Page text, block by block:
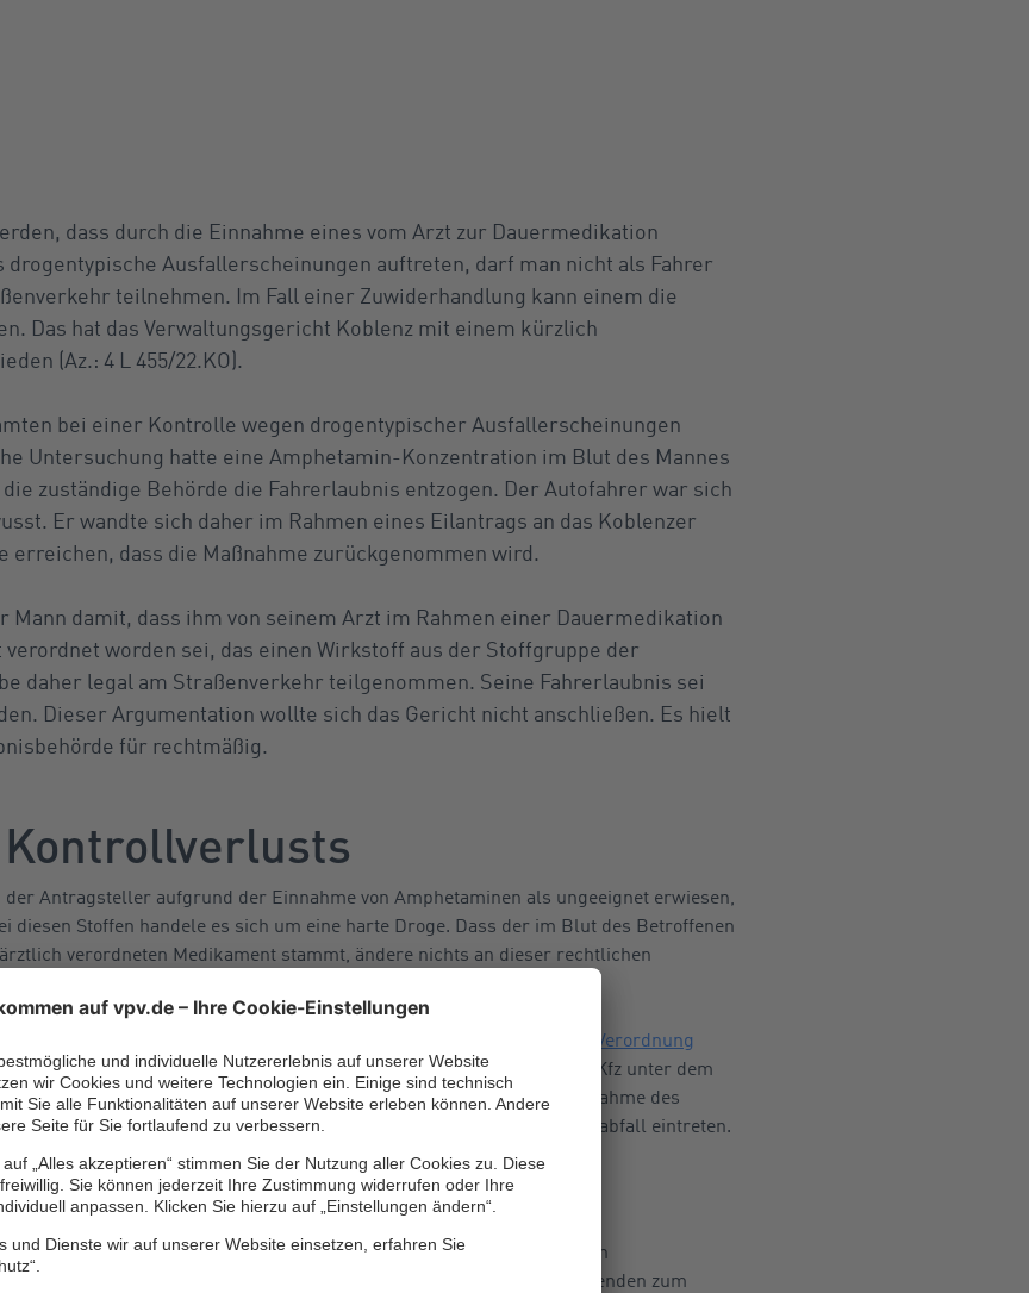
dass durch die Einnahme eines vom Arzt zur Dauermedikation
Ausfallerscheinungen auftreten, darf man nicht als Fahrer
teilnehmen. Im Fall einer Zuwiderhandlung kann einem die
Das hat das Verwaltungsgericht Koblenz mit einem kürzlich
(Az.: 4 L 455/22.KO).
bei einer Kontrolle wegen drogentypischer Ausfallerscheinungen
Untersuchung hatte eine Amphetamin-Konzentration im Blut des Mannes
zuständige Behörde die Fahrerlaubnis entzogen. Der Autofahrer war sich
Er wandte sich daher im Rahmen eines Eilantrags an das Koblenzer
erreichen, dass die Maßnahme zurückgenommen wird.
Mann damit, dass ihm von seinem Arzt im Rahmen einer Dauermedikation
worden sei, das einen Wirkstoff aus der Stoffgruppe der
daher legal am Straßenverkehr teilgenommen. Seine Fahrerlaubnis sei
Dieser Argumentation wollte sich das Gericht nicht anschließen. Es hielt
für rechtmäßig.
Antragsteller aufgrund der Einnahme von Amphetaminen als ungeeignet erwiesen,
diesen Stoffen handele es sich um eine harte Droge. Dass der im Blut des Betroffenen
verordneten Medikament stammt, ändere nichts an dieser rechtlichen
mit Arzneimitteln geltenden Sondervorschrift in der
Fahrerlaubnis-Verordnung
wenn eine Beeinträchtigung der Leistungsfähigkeit zum Führen von Kfz unter dem
sei im Fall des Antragstellers auszugehen. Grund sei die mit der Einnahme des
Gefahr, dass ein Kontrollverlust sowie ein plötzlicher Leistungsabfall eintreten.
zu Recht entzogen
Medikamenten demnach nicht sicher, dass beim Patienten
ausgeschlossen werden, führt dies zur Ungeeignetheit des Betreffenden zum